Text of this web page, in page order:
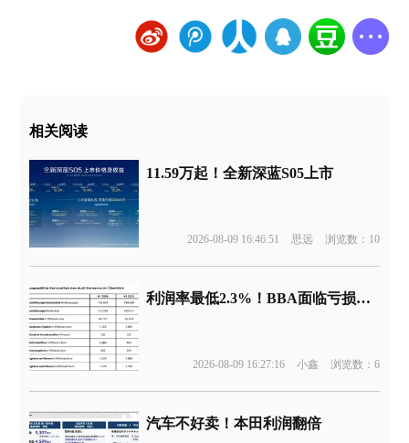
相关阅读
11.59万起！全新深蓝S05上市
2026-08-09 16:46:51 思远 浏览数：10
利润率最低2.3%！BBA面临亏损边缘
2026-08-09 16:27:16 小鑫 浏览数：6
汽车不好卖！本田利润翻倍